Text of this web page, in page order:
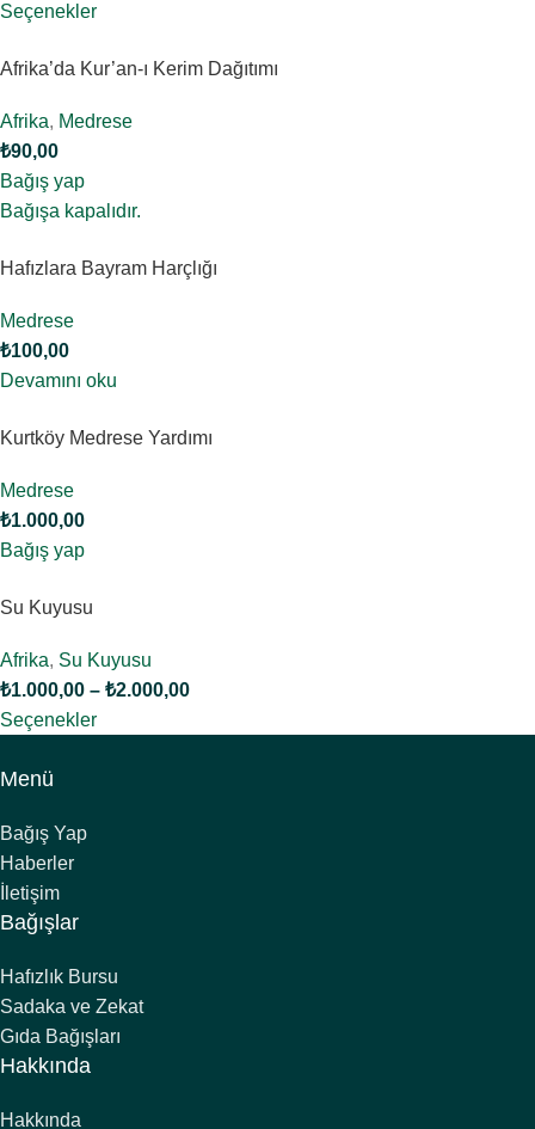
Seçenekler
Afrika’da Kur’an-ı Kerim Dağıtımı
Afrika, Medrese
₺90,00
Bağış yap
Bağışa kapalıdır.
Hafızlara Bayram Harçlığı
Medrese
₺100,00
Devamını oku
Kurtköy Medrese Yardımı
Medrese
₺1.000,00
Bağış yap
Su Kuyusu
Afrika, Su Kuyusu
₺1.000,00 – ₺2.000,00
Seçenekler
Menü
Bağış Yap
Haberler
İletişim
Bağışlar
Hafızlık Bursu
Sadaka ve Zekat
Gıda Bağışları
Hakkında
Hakkında